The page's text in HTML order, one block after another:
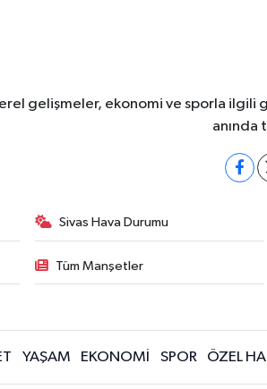
gelişmeler, ekonomi ve sporla ilgili
anında
Sivas Hava Durumu
Tüm Manşetler
YAŞAM EKONOMİ SPOR ÖZEL